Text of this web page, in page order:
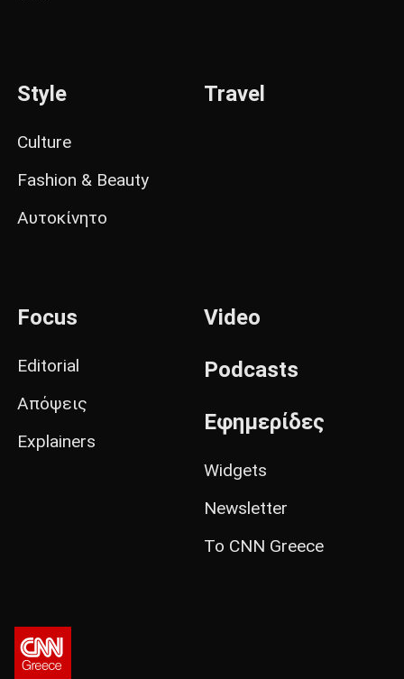
Style
Culture
Fashion & Beauty
Αυτοκίνητο
Travel
Focus
Editorial
Απόψεις
Explainers
Video
Podcasts
Εφημερίδες
Widgets
Newsletter
Το CNN Greece